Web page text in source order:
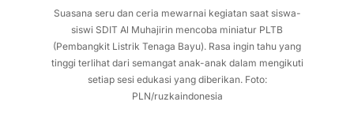
Suasana seru dan ceria mewarnai kegiatan saat siswa-
siswi SDIT Al Muhajirin mencoba miniatur PLTB
(Pembangkit Listrik Tenaga Bayu). Rasa ingin tahu yang
tinggi terlihat dari semangat anak-anak dalam mengikuti
setiap sesi edukasi yang diberikan. Foto:
PLN/ruzkaindonesia